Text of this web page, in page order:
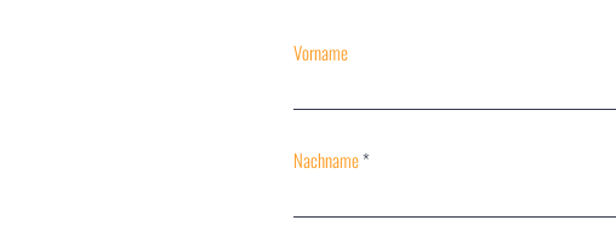
Vorname
Nachname